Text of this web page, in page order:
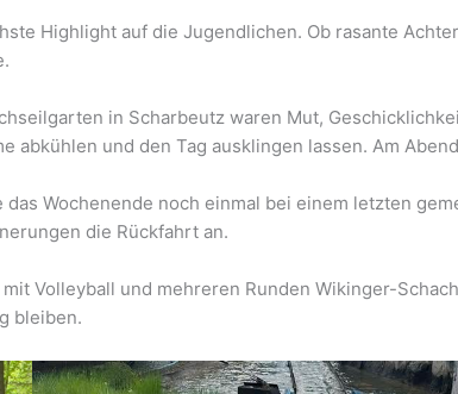
Highlight auf die Jugendlichen. Ob rasante
in Scharbeutz waren Mut,
abkühlen und den Tag ausklingen lassen. Am
Wochenende noch einmal bei einem letzten
die Rückfahrt an.
Volleyball und mehreren Runden Wikinger-
bleiben.